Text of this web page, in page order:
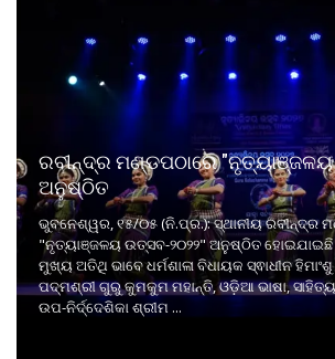
ରବୀନ୍ଦ୍ର ମଣ୍ଡପଠାରେ
ଅନୁଷ୍ଠିତ
ଭୁବନେଶ୍ୱର, ୧୫/୦୫ (ନି.ପ୍ର.): ସ୍ଥାନୀୟ ରବୀନ୍ଦ୍ର
"ନୃତ୍ୟାଞ୍ଜଳୟ ଉତ୍ସବ-୨୦୨୨" ଅନୁଷ୍ଠିତ ହୋଇଯାଇଛି
ମୁଖ୍ୟ ଅତିଥି ଭାବେ ଧର୍ମଶାଳା ବିଧାୟକ ସ୍ଵାଧୀନ
ପଦ୍ମଶ୍ରୀ ଗୁରୁ କୁମକୁମ ମହାନ୍ତି, ଓଡ଼ିଆ ଭାଷା,
ଉପ-ନିର୍ଦ୍ଦେଶିକା ଶ୍ରୀମ ...